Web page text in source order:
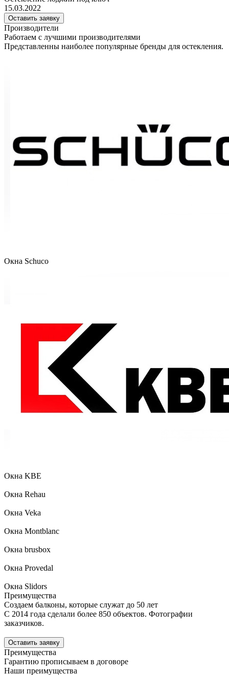
15.03.2022
Оставить заявку
Производители
Работаем с лучшими производителями
Представленны наиболее популярные бренды для остекления.
Окна Schuco
Окна KBE
Окна Rehau
Окна Veka
Окна Montblanc
Окна brusbox
Окна Provedal
Окна Slidors
Преимущества
Создаем балконы, которые служат до 50 лет
С 2014 года сделали более 850 объектов. Фотографии
заказчиков.
Оставить заявку
Преимущества
Гарантию прописываем в договоре
Наши преимущества